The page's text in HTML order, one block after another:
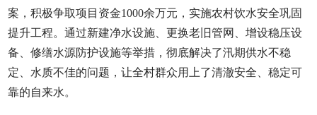
案，积极争取项目资金1000余万元，实施农村饮水安全巩固
提升工程。通过新建净水设施、更换老旧管网、增设稳压设
备、修缮水源防护设施等举措，彻底解决了汛期供水不稳
定、水质不佳的问题，让全村群众用上了清澈安全、稳定可
靠的自来水。